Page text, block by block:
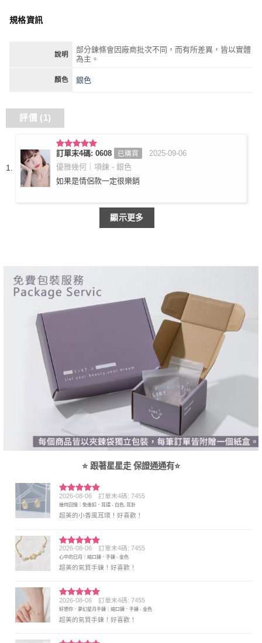
規格資訊
說明
部分鍊條會因廠商批次不同，而有所差異，皆以實體
為主。
顏色 銀色
評價 (1)
評分5滿
分 5
訂單末4碼: 0608 已購買
2025-09-06
優雅幾何｜項鍊 - 銀色
如果是情侶款一定很樂銷
顯示更多
⭐ 跟著星星走 保證通通有⭐
評分5 滿
分 5
2026-08-06 訂單末4碼: 7455
幾何回憶｜免後扣．耳環 - 白色, 耳針
超美的小香風耳環！好喜歡！
評分5 滿
分 5
2026-08-06 訂單末4碼: 7455
心中的日月｜縮口鍊．手鍊 - 金色
超美的氣質手鍊！好喜歡！
評分5 滿
分 5
2026-08-06 訂單末4碼: 7455
好想你．夢幻星月手鍊｜縮口鍊．手鍊 - 金色
超美的氣質手鍊！好喜歡！